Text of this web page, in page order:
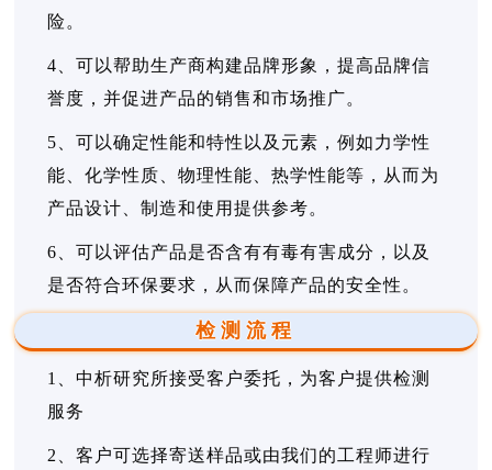
险。
4、可以帮助生产商构建品牌形象，提高品牌信
誉度，并促进产品的销售和市场推广。
5、可以确定性能和特性以及元素，例如力学性
能、化学性质、物理性能、热学性能等，从而为
产品设计、制造和使用提供参考。
6、可以评估产品是否含有有毒有害成分，以及
是否符合环保要求，从而保障产品的安全性。
检测流程
1、中析研究所接受客户委托，为客户提供检测
服务
2、客户可选择寄送样品或由我们的工程师进行